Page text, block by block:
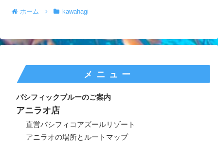
ホーム kawahagi
メニュー
パシフィックブルーのご案内
アニラオ店
直営パシフィコアズールリゾート
アニラオの場所とルートマップ